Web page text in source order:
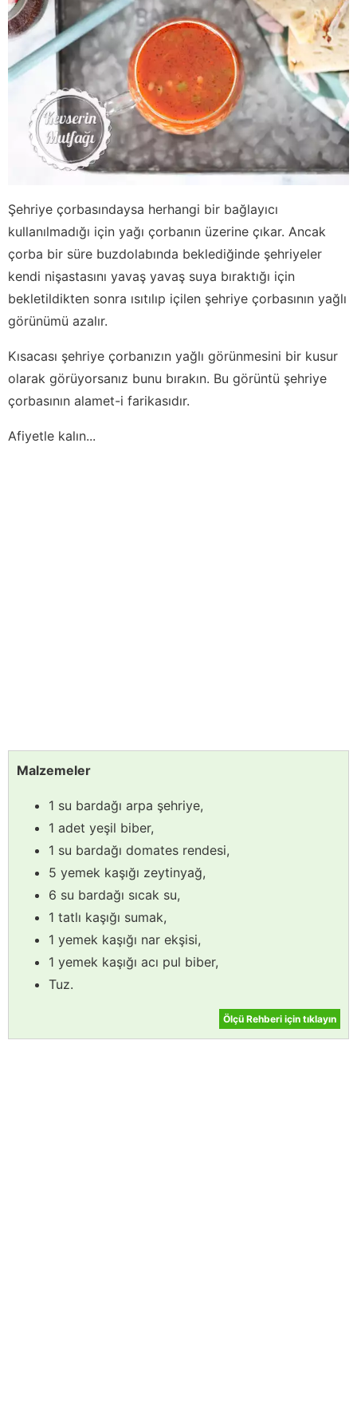
Şehriye çorbasındaysa herhangi bir bağlayıcı
kullanılmadığı için yağı çorbanın üzerine çıkar. Ancak
çorba bir süre buzdolabında beklediğinde şehriyeler
kendi nişastasını yavaş yavaş suya bıraktığı için
bekletildikten sonra ısıtılıp içilen şehriye çorbasının yağlı
görünümü azalır.
Kısacası şehriye çorbanızın yağlı görünmesini bir kusur
olarak görüyorsanız bunu bırakın. Bu görüntü şehriye
çorbasının alamet-i farikasıdır.
Afiyetle kalın...
Malzemeler
1 su bardağı arpa şehriye,
1 adet yeşil biber,
1 su bardağı domates rendesi,
5 yemek kaşığı zeytinyağ,
6 su bardağı sıcak su,
1 tatlı kaşığı sumak,
1 yemek kaşığı nar ekşisi,
1 yemek kaşığı acı pul biber,
Tuz.
Ölçü Rehberi için tıklayın